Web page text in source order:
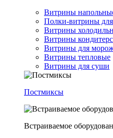
Витрины
Полки-витрины
Витрины
Витрины
Витрины для
Витрины тепловые
Витрины для суши
Постмиксы
Встраиваемое